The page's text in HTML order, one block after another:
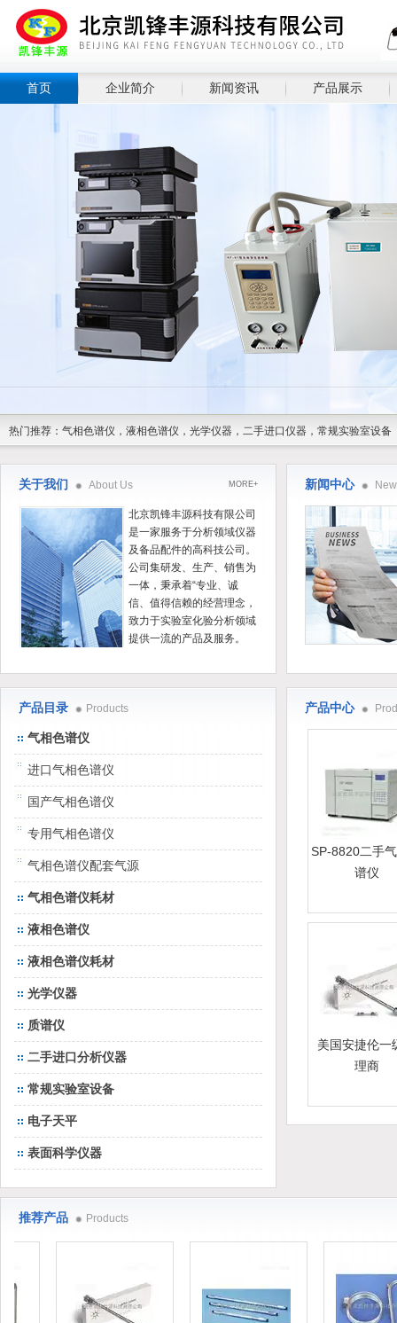
北京凯锋丰源科技有限公司
首页 企业简介 新闻资讯 产品展示
热门推荐：气相色谱仪，液相色谱仪，光学仪器，二手进口仪器，常规实验室设备
新闻中心
关于我们 About Us MORE+
北京凯锋丰源科技有限公司
是一家服务于分析领域仪器
及备品配件的高科技公司。
公司集研发、生产、销售为
一体，秉承着“专业、诚
信、值得信赖的经营理念，
致力于实验室化验分析领域
提供一流的产品及服务。
产品中心
SP-8820二手
谱仪
美国安捷伦一
理商
产品目录 Products
气相色谱仪
进口气相色谱仪
国产气相色谱仪
专用气相色谱仪
气相色谱仪配套气源
气相色谱仪耗材
液相色谱仪
液相色谱仪耗材
光学仪器
质谱仪
二手进口分析仪器
常规实验室设备
电子天平
表面科学仪器
推荐产品 Products